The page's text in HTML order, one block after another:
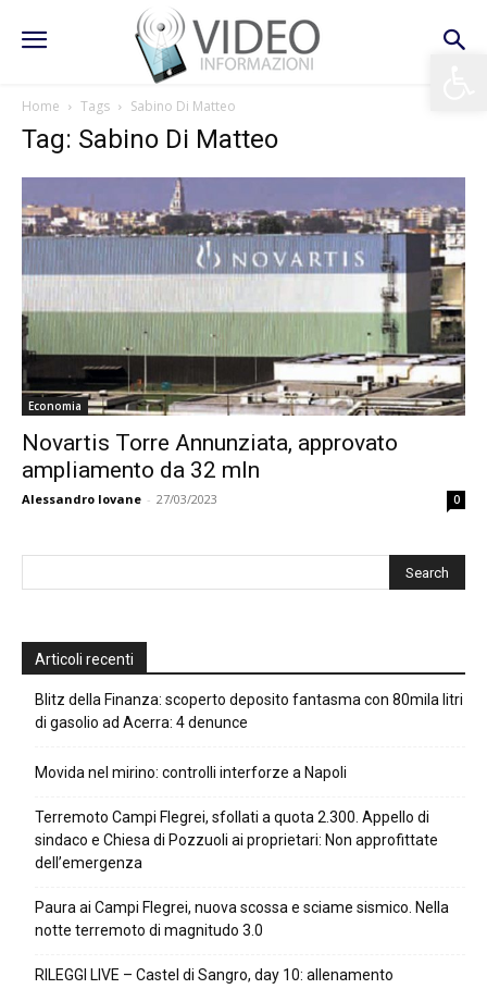
Home Tags Sabino Di Matteo
Tag: Sabino Di Matteo
Economia
Novartis Torre Annunziata, approvato
ampliamento da 32 mln
Alessandro Iovane - 27/03/2023 0
Articoli recenti
Blitz della Finanza: scoperto deposito fantasma con 80mila litri
di gasolio ad Acerra: 4 denunce
Movida nel mirino: controlli interforze a Napoli
Terremoto Campi Flegrei, sfollati a quota 2.300. Appello di
sindaco e Chiesa di Pozzuoli ai proprietari: Non approfittate
dell’emergenza
Paura ai Campi Flegrei, nuova scossa e sciame sismico. Nella
notte terremoto di magnitudo 3.0
RILEGGI LIVE – Castel di Sangro, day 10: allenamento